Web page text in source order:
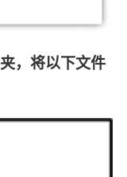
，将以下文件